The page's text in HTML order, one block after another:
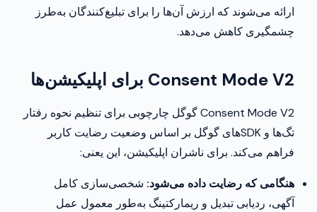
ارائه می‌شوند که ارزش آن‌ها را برای تبلیغ‌کنندگان به‌طرز
چشمگیری کاهش می‌دهد.
Consent Mode V2 برای اپلیکیشن‌ها
Consent Mode V2 گوگل چارچوبی برای تنظیم نحوه رفتار
تگ‌ها و SDK‌های گوگل بر اساس وضعیت رضایت کاربر
فراهم می‌کند. برای ناشران اپلیکیشن، این یعنی:
هنگامی که رضایت داده می‌شود: شخصی‌سازی کامل
آگهی، ردیابی تبدیل و ریمارکتینگ به‌طور معمول عمل